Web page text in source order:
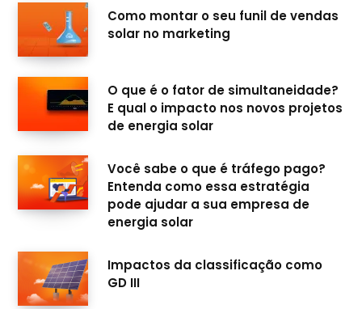
k
a
n
Como montar o seu funil de vendas
solar no marketing
O que é o fator de simultaneidade?
E qual o impacto nos novos projetos
de energia solar
Você sabe o que é tráfego pago?
Entenda como essa estratégia
pode ajudar a sua empresa de
energia solar
Impactos da classificação como
GD III